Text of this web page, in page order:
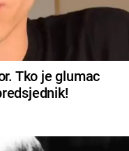
Tko je glumac